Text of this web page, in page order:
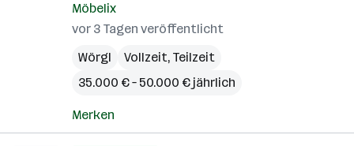
Möbelix
vor 3 Tagen veröffentlicht
Wörgl
Vollzeit, Teilzeit
35.000 € – 50.000 € jährlich
Merken